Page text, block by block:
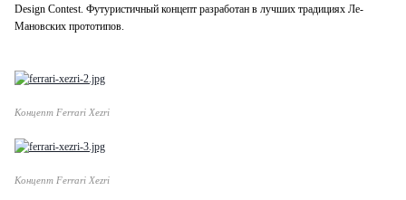
Design Contest. Футуристичный концепт разработан в лучших традициях Ле-
Мановских прототипов.
Концепт Ferrari Xezri
Концепт Ferrari Xezri